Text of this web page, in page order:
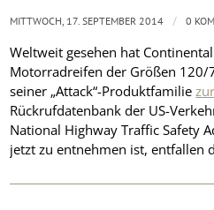
Weltweit gesehen hat
Motorradreifen der Größen 120/
seiner „Attack“-Produktfamilie
Rückrufdatenbank der US-
National Highway Traffic Safety
jetzt zu entnehmen ist, entfallen
MITTWOCH, 17. SEPTEMBER 2014 / 0